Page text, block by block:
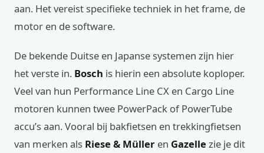
aan. Het vereist specifieke techniek in het frame, de
motor en de software.
De bekende Duitse en Japanse systemen zijn hier
het verste in. Bosch is hierin een absolute koploper.
Veel van hun Performance Line CX en Cargo Line
motoren kunnen twee PowerPack of PowerTube
accu’s aan. Vooral bij bakfietsen en trekkingfietsen
van merken als Riese & Müller en Gazellezie je dit